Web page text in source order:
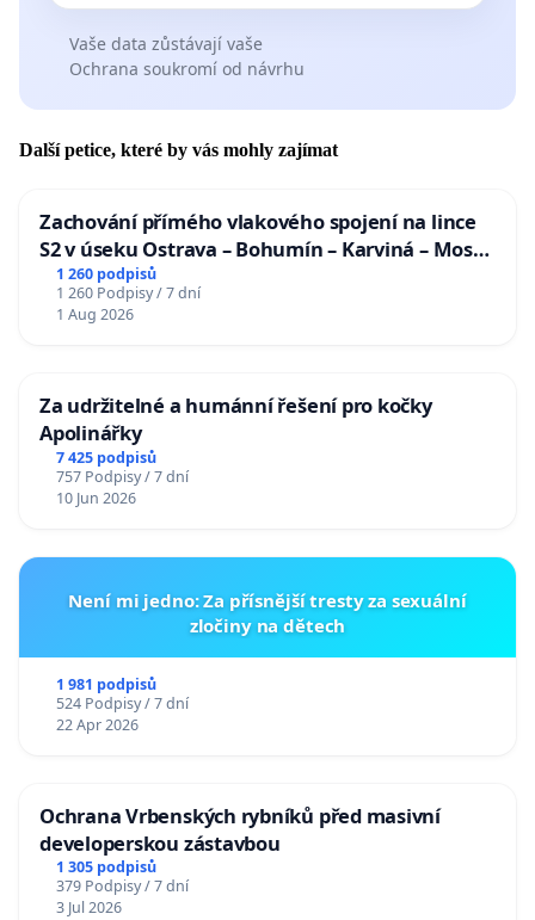
Vaše data zůstávají vaše
Ochrana soukromí od návrhu
Další petice, které by vás mohly zajímat
Zachování přímého vlakového spojení na lince
S2 v úseku Ostrava – Bohumín – Karviná – Mosty
u Jablunkova
1 260 podpisů
1 260 Podpisy / 7 dní
1 Aug 2026
Za udržitelné a humánní řešení pro kočky
Apolinářky
7 425 podpisů
757 Podpisy / 7 dní
10 Jun 2026
Není mi jedno: Za přísnější tresty za sexuální
zločiny na dětech
1 981 podpisů
524 Podpisy / 7 dní
22 Apr 2026
Ochrana Vrbenských rybníků před masivní
developerskou zástavbou
1 305 podpisů
379 Podpisy / 7 dní
3 Jul 2026